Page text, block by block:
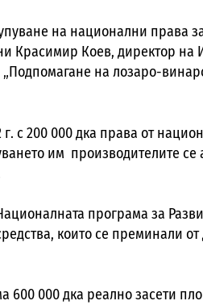
на национални права
Красимир Коев, директор на
на лозаро-
г. с 200 000 дка права от
им производителите се
програма за
които се преминали
600 000 дка реално засети